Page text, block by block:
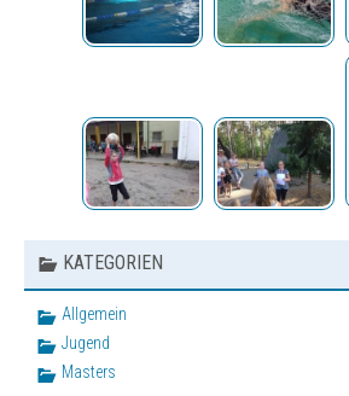
Sonstige Veranstaltungen
KATEGORIEN
Allgemein
Jugend
Masters